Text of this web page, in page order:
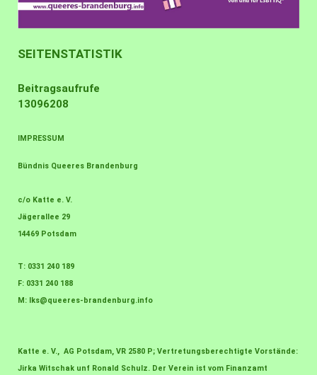
SEITENSTATISTIK
Beitragsaufrufe
13096208
IMPRESSUM
Bündnis Queeres Brandenburg
c/o Katte e. V.
Jägerallee 29
14469 Potsdam
T: 0331 240 189
F: 0331 240 188
M:
lks@queeres-brandenburg.info
Katte e. V., AG Potsdam, VR 2580 P; Vertretungsberechtigte Vorstände:
Jirka Witschak unf Ronald Schulz. Der Verein ist vom Finanzamt